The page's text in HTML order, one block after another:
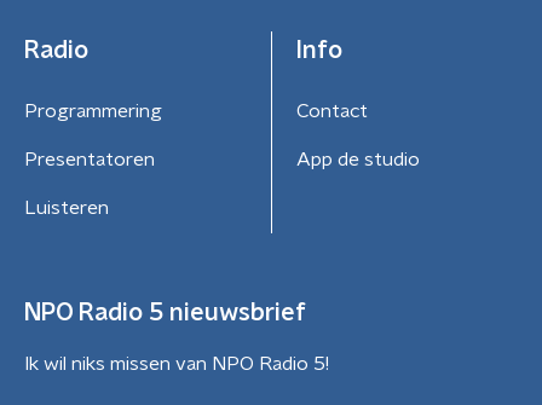
Radio
Programmering
Presentatoren
Luisteren
Info
Contact
App de studio
NPO Radio 5 nieuwsbrief
Ik wil niks missen van NPO Radio 5!